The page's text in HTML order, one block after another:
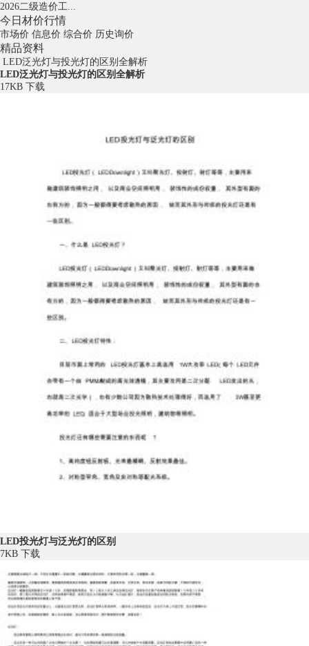
2026二级造价工...
今日材价行情
市场价 信息价 综合价 历史询价
精品资料
LED泛光灯与投光灯的区别全解析
LED泛光灯与投光灯的区别全解析
17KB 下载
LED投光灯与泛光灯的区别
7KB 下载